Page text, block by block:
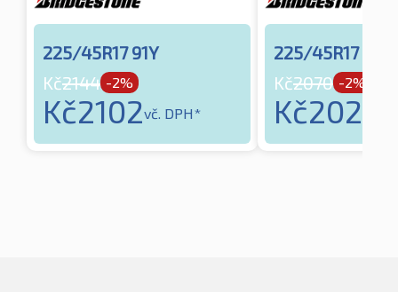
225/45R17 91Y
Kč2144 -2%
Kč2102vč. DPH*
225/45R17 91Y
Kč2070 -2%
Kč2029